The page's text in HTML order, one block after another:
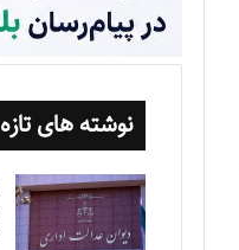
نوشته های تازه